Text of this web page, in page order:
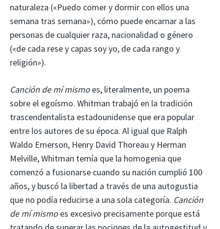
naturaleza («Puedo comer y dormir con ellos una
semana tras semana»), cómo puede encarnar a las
personas de cualquier raza, nacionalidad o género
(«de cada rese y capas soy yo, de cada rango y
religión»).
Canción de mí mismoes, literalmente, un poema
sobre el egoísmo. Whitman trabajó en la tradición
trascendentalista estadounidense que era popular
entre los autores de su época. Al igual que Ralph
Waldo Emerson, Henry David Thoreau y Herman
Melville, Whitman temía que la homogenia que
comenzó a fusionarse cuando su nación cumplió 100
años, y buscó la libertad a través de una autogustia
que no podía reducirse a una sola categoría. Canción
de mí mismoes excesivo precisamente porque está